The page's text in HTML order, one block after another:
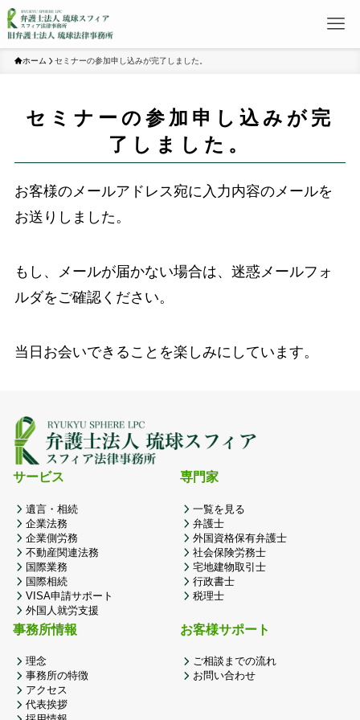
ホーム セミナーの参加申し込みが完了しました。
セミナーの参加申し込みが完
了しました。
お客様のメールアドレス宛に入力内容のメールを
お送りしました。
もし、メールが届かない場合は、迷惑メールフォ
ルダをご確認ください。
当日お会いできることを楽しみにしています。
サービス
遺言・相続
企業法務
企業側労務
不動産関連法務
国際業務
国際相続
VISA申請サポート
外国人就労支援
専門家
一覧を見る
弁護士
外国資格保有弁護士
社会保険労務士
宅地建物取引士
行政書士
税理士
事務所情報
理念
事務所の特徴
アクセス
代表挨拶
お客様サポート
ご相談までの流れ
お問い合わせ